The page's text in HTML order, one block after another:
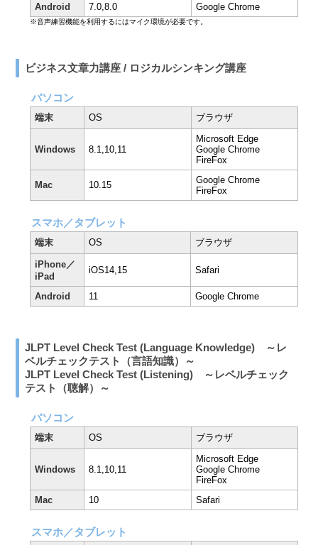
Android
7.0,8.0 Google Chrome
※音声練習機能を利用するにはマイク環境が必要です。
ビジネス文章力講座 / ロジカルシンキング講座
パソコン
端末 OS ブラウザ
Windows 8.1,10,11
Microsoft Edge
Google Chrome
FireFox
Mac 10.15
Google Chrome
FireFox
スマホ／タブレット
端末 OS ブラウザ
iPhone／
iPad
iOS14,15 Safari
Android 11 Google Chrome
JLPT Level Check Test (Language Knowledge) ～レ
ベルチェックテスト（言語知識）～
JLPT Level Check Test (Listening) ～レベルチェック
テスト（聴解）～
パソコン
端末 OS ブラウザ
Windows 8.1,10,11
Microsoft Edge
Google Chrome
FireFox
Mac
10 Safari
スマホ／タブレット